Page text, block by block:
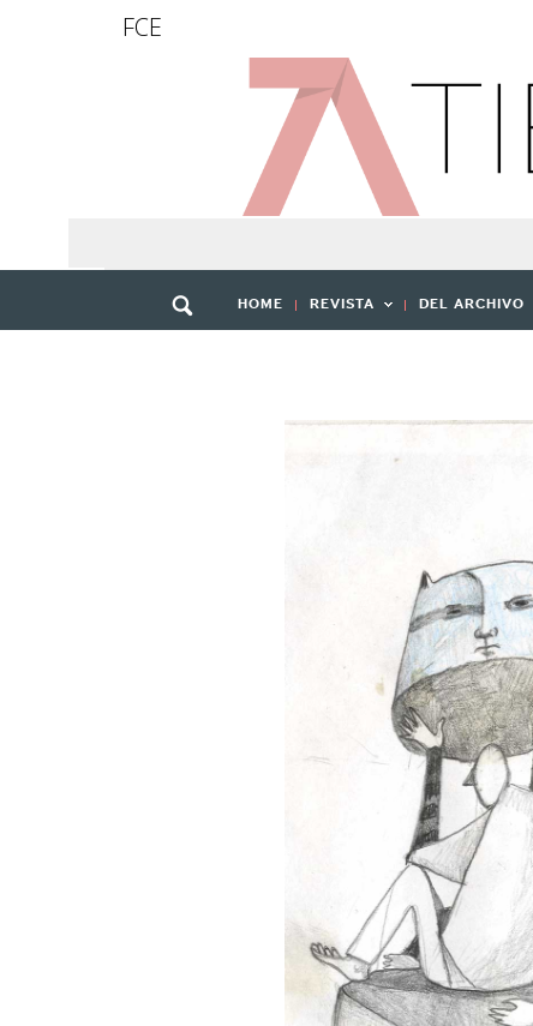
FCE
HOME REVISTA DEL ARCHIVO